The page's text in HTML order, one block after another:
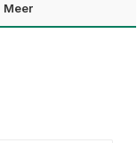
Meer